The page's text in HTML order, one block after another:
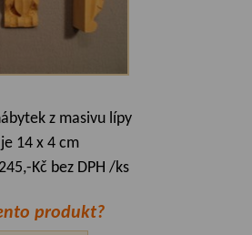
z masivu lípy
14 x 4 cm
Kč bez DPH /ks
produkt?